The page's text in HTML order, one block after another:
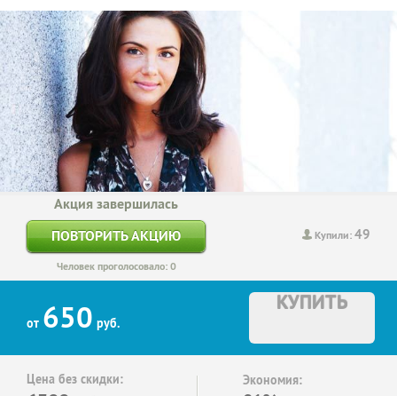
Купили:49
Акция завершилась
ПОВТОРИТЬ АКЦИЮ
Человек проголосовало: 0
от 650 руб.
КУПИТЬ
Цена без скидки: Экономия: